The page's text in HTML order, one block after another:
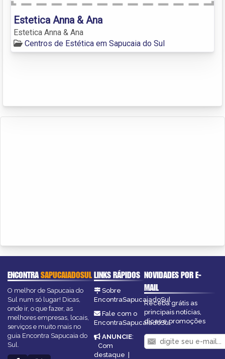
Estetica Anna & Ana
Estetica Anna & Ana
Centros de Estética em Sapucaia do Sul
ENCONTRASAPUCAIADOSUL
O melhor de Sapucaia do
Sul num só lugar! Dicas,
onde ir, o que fazer, as
melhores empresas, locais,
serviços e muito mais no
guia Encontra Sapucaia do
Sul.
LINKS RÁPIDOS
Sobre
EncontraSapucaiadoSul
Fale com o
EncontraSapucaiadoSul
ANUNCIE:
Com
destaque |
NOVIDADES POR E-
MAIL
Receba grátis as
principais notícias,
dicas e promoções